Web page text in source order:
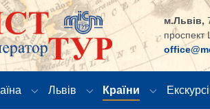
м.Львів,
проспект
for "Про нас"
Submenu for "Україна"
Львів
Submenu for "Львів"
Країни
Submenu